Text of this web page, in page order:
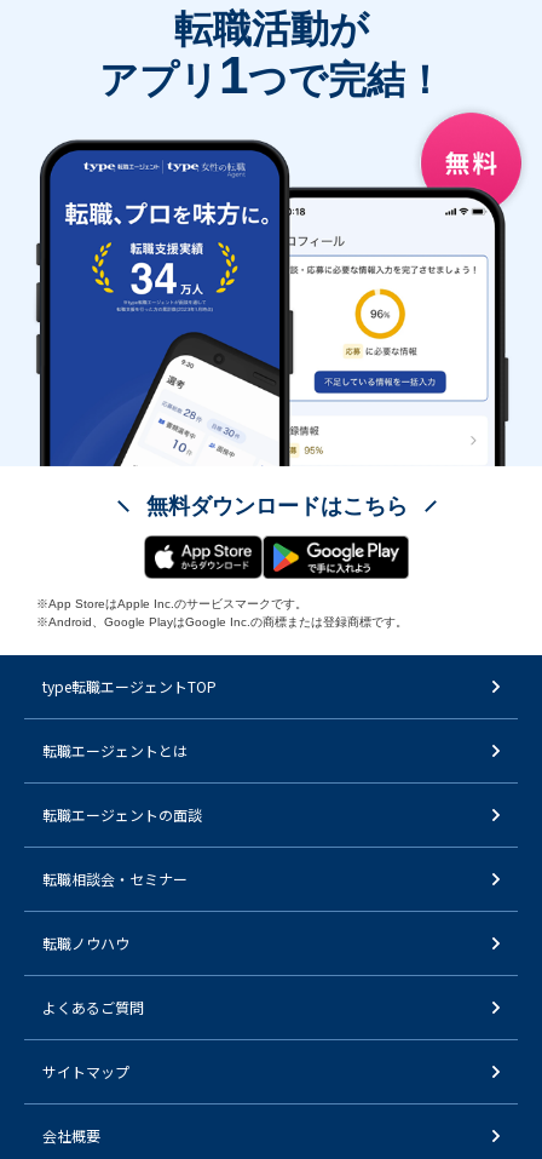
転職活動が
アプリ 1つで完結！
無料ダウンロードはこちら
※App StoreはApple Inc.のサービスマークです。
※Android、Google PlayはGoogle Inc.の商標または登録商標です。
type転職エージェントTOP
転職エージェントとは
転職エージェントの面談
転職相談会・セミナー
転職ノウハウ
よくあるご質問
サイトマップ
会社概要